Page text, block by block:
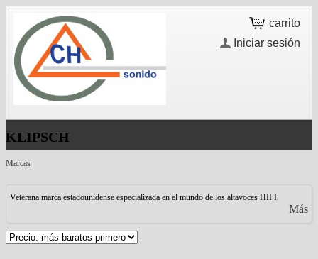
carrito
Iniciar sesión
KLIPSCH
Marcas
Veterana marca estadounidense especializada en el mundo de los altavoces HIFI.
Más